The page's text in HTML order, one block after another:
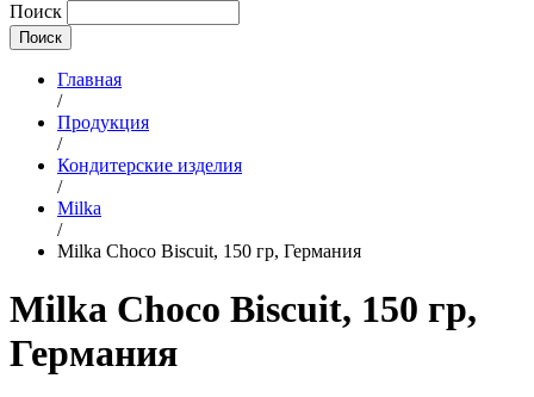
Поиск
Главная
/
Продукция
/
Кондитерские изделия
/
Milka
/
Milka Choco Biscuit, 150 гр, Германия
Milka Choco Biscuit, 150 гр,
Германия